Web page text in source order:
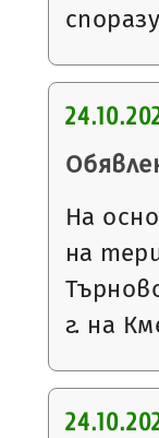
На
на
г. на